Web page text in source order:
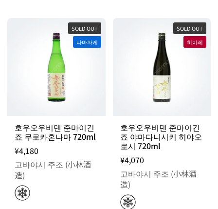
호우오우비덴 준마이긴
죠 무로카혼나마 720ml
¥4,180
고바야시 주조 (小林酒
造)
SOLD OUT
나마자케
호우오우비덴 준마이긴
죠 야마다니시키 히야오
로시 720ml
¥4,070
고바야시 주조 (小林酒
造)
SOLD OUT
히이레